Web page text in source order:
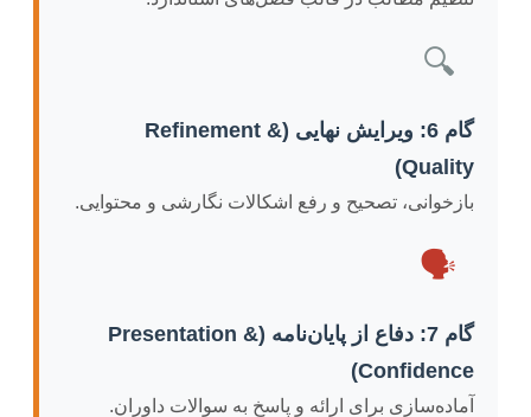
🔍
گام 6: ویرایش نهایی (Refinement &
Quality)
بازخوانی، تصحیح و رفع اشکالات نگارشی و محتوایی.
🗣️
گام 7: دفاع از پایان‌نامه (Presentation &
Confidence)
آماده‌سازی برای ارائه و پاسخ به سوالات داوران.